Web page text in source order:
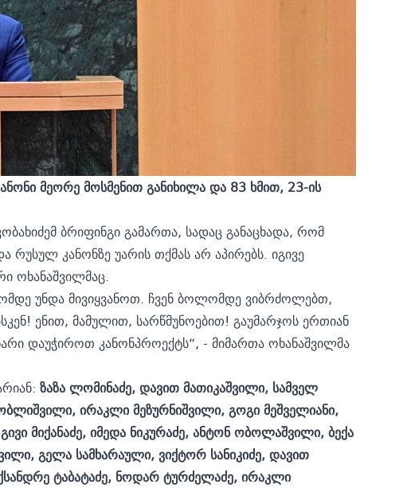
მეორე მოსმენით განიხილა და 83 ხმით, 23-ის
ბრიფინგი გამართა, სადაც განაცხადა, რომ
კანონზე უარის თქმას არ აპირებს. იგივე
ოხანაშვილმაც.
უნდა მივიყვანოთ. ჩვენ ბოლომდე ვიბრძოლებთ,
ენით, მამულით, სარწმუნოებით! გაუმარჯოს ერთიან
დაუჭიროთ კანონპროექტს“, - მიმართა ოხანაშვილმა
ზაზა ლომინაძე, დავით მათიკაშვილი, ​სამველ
ირაკლი მეზურნიშვილი, გოგი მეშველიანი,
მიქანაძე, იმედა ნიკურაძე, ანტონ ობოლაშვილი, ბექა
გელა სამხარაული, ვიქტორ სანიკიძე, დავით
ტაბატაძე, ნოდარ ტურძელაძე, ირაკლი